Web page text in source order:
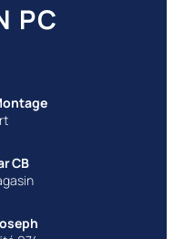
PC
CB